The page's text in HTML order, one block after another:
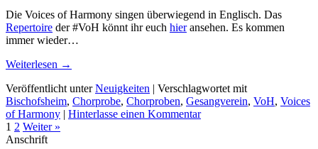
Die Voices of Harmony singen überwiegend in Englisch. Das
Repertoire der #VoH könnt ihr euch hieransehen. Es kommen
immer wieder…
Weiterlesen →
Veröffentlicht unter Neuigkeiten
Verschlagwortet mit
Bischofsheim, Chorprobe, Chorproben, Gesangverein, VoH, Voices
of Harmony
Hinterlasse einen Kommentar
1 2 Weiter »
Anschrift